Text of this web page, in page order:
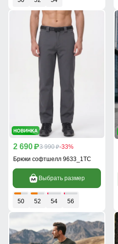
2 690 p3 990 p-33%
Брюки софтшелл 9633_1TC
Выбрать размер
50 52 54 56